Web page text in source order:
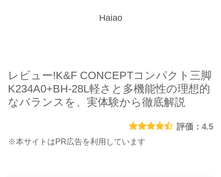
Haiao
レビュー!K&F CONCEPTコンパクト三脚
K234A0+BH-28L軽さと多機能性の理想的
なバランスを、実体験から徹底解説
4.5
※本サイトはPR広告を利用しています